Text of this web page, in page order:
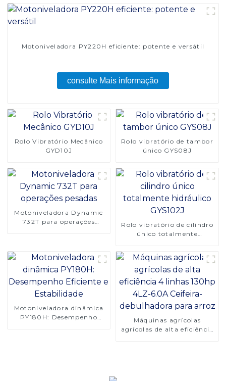
Motoniveladora PY220H eficiente: potente e versátil
consulte Mais informação
Rolo Vibratório Mecânico
GYD10J
Rolo vibratório de tambor
único GYS08J
Motoniveladora Dynamic
732T para operações
Rolo vibratório de cilindro
único totalmente
Motoniveladora dinâmica
PY180H: Desempenho
Máquinas agrícolas
agrícolas de alta eficiência